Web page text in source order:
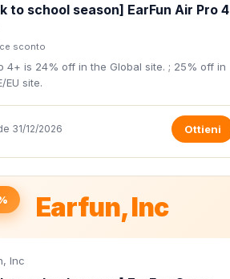
to school season] EarFun Air Pro 4
sconto
4+ is 24% off in the Global site. ; 25% off in
EU site.
31/12/2026 Ottieni
Earfun, Inc
Inc